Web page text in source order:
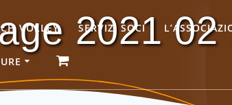
VOLLEY SERVIZI SOCI
2021